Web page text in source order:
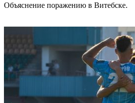
Объяснение поражению в Витебске.